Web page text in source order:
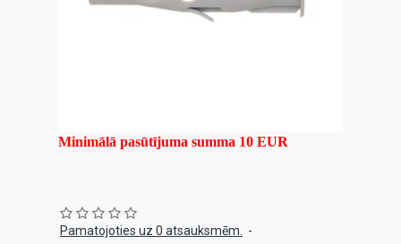
Minimālā pasūtījuma summa 10 EUR
Pamatojoties uz 0 atsauksmēm.
-